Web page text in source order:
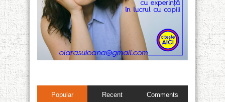
Popular Recent Comments